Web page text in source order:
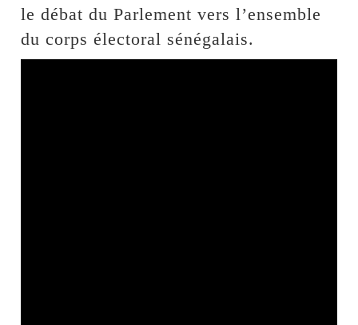
le débat du Parlement vers l’ensemble
du corps électoral sénégalais.